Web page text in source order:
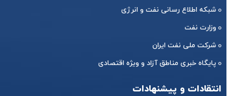
شبکه اطلاع رسانی نفت و انرژی
وزارت نفت
شرکت ملی نفت ایران
پایگاه خبری مناطق آزاد و ویژه اقتصادی
انتقادات و پیشنهادات